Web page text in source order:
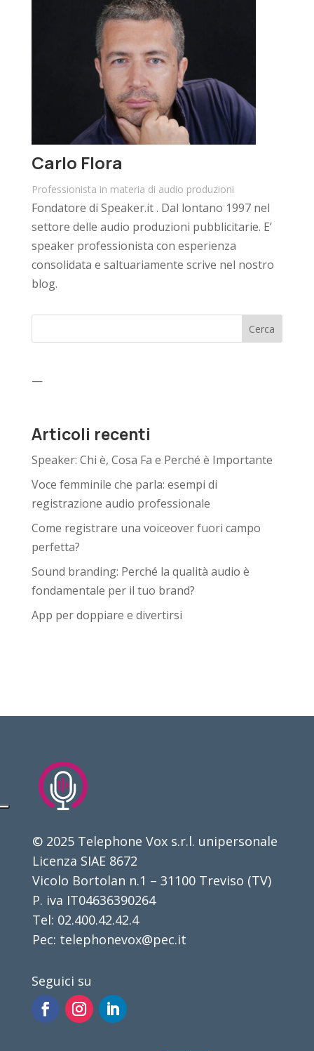
Carlo Flora
Professionista in materia di audio produzioni
Fondatore di Speaker.it . Dal lontano 1997 nel
settore delle audio produzioni pubblicitarie. E’
speaker professionista con esperienza
consolidata e saltuariamente scrive nel nostro
blog.
Cerca
—
Articoli recenti
Speaker: Chi è, Cosa Fa e Perché è Importante
Voce femminile che parla: esempi di
registrazione audio professionale
Come registrare una voiceover fuori campo
perfetta?
Sound branding: Perché la qualità audio è
fondamentale per il tuo brand?
App per doppiare e divertirsi
© 2025 Telephone Vox s.r.l. unipersonale
Licenza SIAE 8672
Vicolo Bortolan n.1 – 31100 Treviso (TV)
P. iva IT04636390264
Tel: 02.400.42.42.4
Pec: telephonevox@pec.it
Seguici su